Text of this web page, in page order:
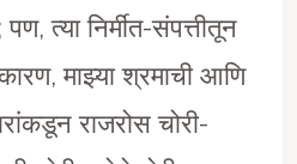
पण, त्या निर्मीत-संपत्तीतून
माझ्या श्रमाची आणि
राजरोस चोरी-